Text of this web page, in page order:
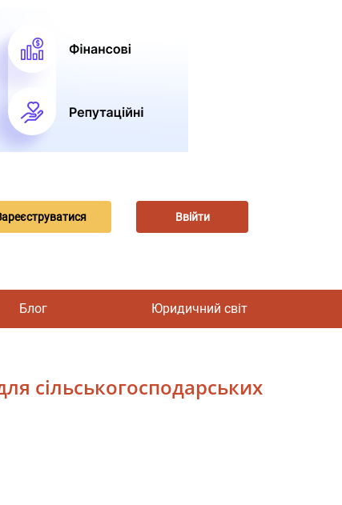
Ввійти
Блог Юридичний світ
сільськогосподарських